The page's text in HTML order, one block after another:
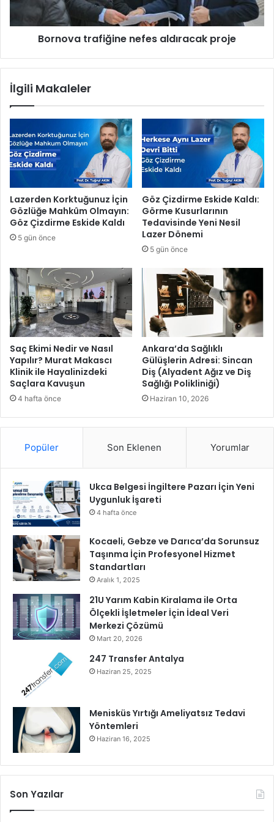
r
ı
r
a
l
m
d
r
e
f
e
l
d
r
c
a
k
p
r
o
j
e
Bornova trafiğine nefes aldıracak proje
İlgili Makaleler
Lazerden Korktuğunuz İçin
Gözlüğe Mahkûm Olmayın:
Göz Çizdirme Eskide Kaldı
5 gün önce
Göz Çizdirme Eskide Kaldı:
Görme Kusurlarının
Tedavisinde Yeni Nesil
Lazer Dönemi
5 gün önce
Saç Ekimi Nedir ve Nasıl
Yapılır? Murat Makascı
Klinik ile Hayalinizdeki
Saçlara Kavuşun
4 hafta önce
Ankara’da Sağlıklı
Gülüşlerin Adresi: Sincan
Diş (Alyadent Ağız ve Diş
Sağlığı Polikliniği)
Haziran 10, 2026
Popüler Son Eklenen Yorumlar
Ukca Belgesi İngiltere Pazarı İçin Yeni
Uygunluk İşareti
4 hafta önce
Kocaeli, Gebze ve Darıca’da Sorunsuz
Taşınma İçin Profesyonel Hizmet
Standartları
Aralık 1, 2025
21U Yarım Kabin Kiralama ile Orta
Ölçekli İşletmeler İçin İdeal Veri
Merkezi Çözümü
Mart 20, 2026
247 Transfer Antalya
Haziran 25, 2025
Menisküs Yırtığı Ameliyatsız Tedavi
Yöntemleri
Haziran 16, 2025
Son Yazılar